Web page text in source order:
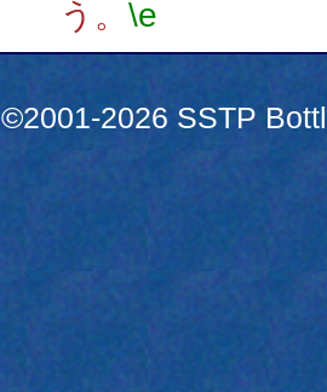
う。 \e
©2001-2026 SSTP